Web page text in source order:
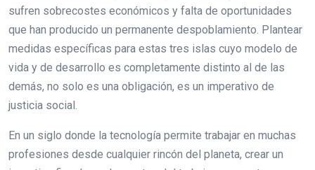
sufren sobrecostes económicos y falta de oportunidades
que han producido un permanente despoblamiento. Plantear
medidas específicas para estas tres islas cuyo modelo de
vida y de desarrollo es completamente distinto al de las
demás, no solo es una obligación, es un imperativo de
justicia social.
En un siglo donde la tecnología permite trabajar en muchas
profesiones desde cualquier rincón del planeta, crear un